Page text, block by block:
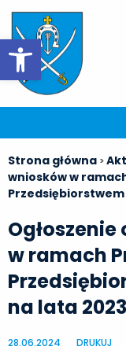
Otwórz pasek narzędzi
Strona główna >
wniosków w
w ramach
na lata
28.06.2024 DRUKUJ